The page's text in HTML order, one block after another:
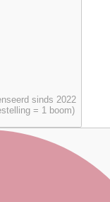
sinds 2022
= 1 boom)